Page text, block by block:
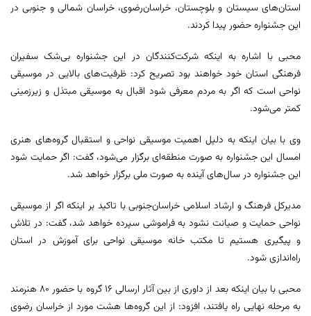
استان‌های سیستان و بلوچستان، خراسان‌رضوی، خراسان شمالی و جنوبی در
این جشنواره حضور پیدا کردند.
محبی با اشاره به اینکه شرکت‌کنندگان در این جشنواره بی‌شک سفیران
فرهنگی استان خود خواهند بود تصریح کرد: ظرفیت‌های بالایی در موسیقی
نواحی است که اگر به مردم معرفی شود اقبال به موسیقی مبتذل و زیرزمینی
کمتر می‌شود.
وی با بیان اینکه به دلیل اهمیت موسیقی نواحی و استقبال گروه‌های هنری
امسال این جشنواره به صورت منطقه‌ای برگزار می‌شود، گفت: اگر حمایت شود
این جشنواره در سال‌های آینده به صورت ملی برگزار خواهد شد.
مدیرکل فرهنگ و ارشاد اسلامی خراسان‌جنوبی با تاکید بر اینکه اگر از موسیقی
نواحی حمایت و صیانت نشود به فراموشی سپرده خواهد شد، گفت: در تلاش
و پیگیری هستیم تا مکتب خانه موسیقی نواحی برای آموزش در استان
راه‌اندازی شود.
محبی با بیان اینکه بعد از داوری از بین آثار ارسالی ١٦ گروه با حضور ٨٠ هنرمند
به مرحله نهایی راه یافتند، افزود: از این گروه‌ها هشت مورد از خراسان رضوی